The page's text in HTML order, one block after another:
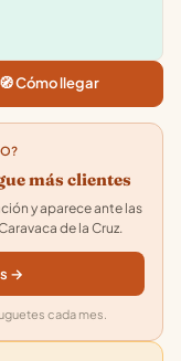
Juan Carlos I, 41, 30400
la Cruz, Murcia
🧭 Cómo llegar
más clientes
y aparece ante las
de la Cruz.
→
cada mes.